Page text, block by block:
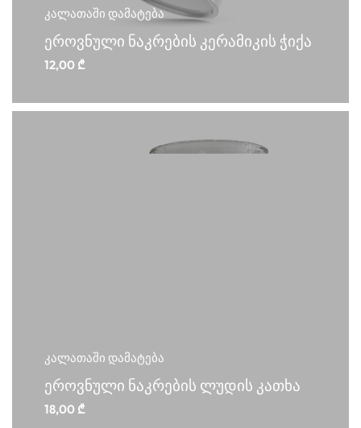
კალათაში დამატება
ეროვნული ნაკრების კერამიკის ჭიქა
12,00 ₾
კალათაში დამატება
ეროვნული ნაკრების ლუდის კათხა
18,00 ₾